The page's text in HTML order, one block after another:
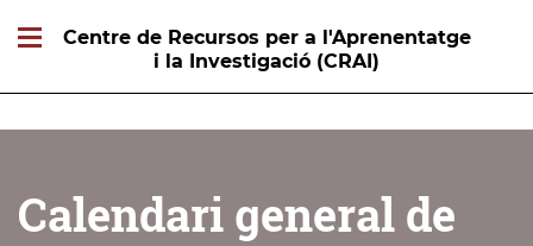
Centre de Recursos per a l'Aprenentatge
i la Investigació (CRAI)
Calendari general de